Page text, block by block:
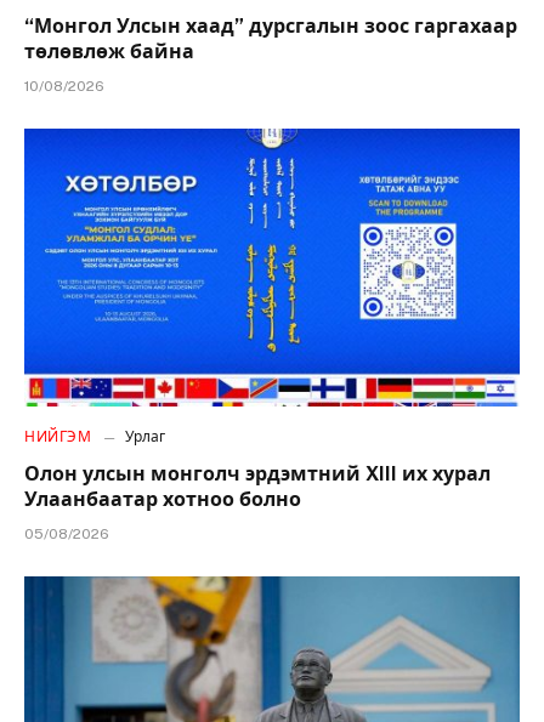
“Монгол Улсын хаад” дурсгалын зоос гаргахаар
төлөвлөж байна
10/08/2026
НИЙГЭМ Урлаг
Олон улсын монголч эрдэмтний XIII их хурал
Улаанбаатар хотноо болно
05/08/2026